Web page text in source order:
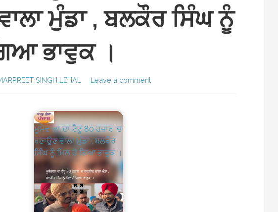
ਮੁੰਡਾ , ਬਲਕੌਰ ਸਿੰਘ ਨੂੰ
ਭਾਵੁਕ ।
SINGH LEHAL Leave a comment
ਮੂਸੇਵਾਲਾ ਦਾ ਟੈਟੂ 80 ਹਜ਼ਾਰ ‘ਚ
ਬਣਾਉਣ ਵਾਲਾ ਮੁੰਡਾ , ਬਲਕੌਰ
ਸਿੰਘ ਨੂੰ ਮਿਲ ਹੋ ਗਿਆ ਭਾਵੁਕ ।